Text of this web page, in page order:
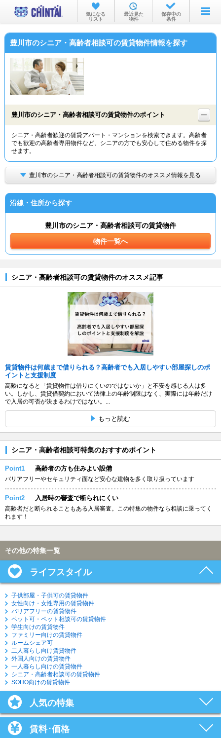
お部屋を探す
沿線・駅から
物件特集から
TOP
気になる
リスト
最近見た
物件
保存中の
条件
豊川市のシニア・高齢者相談可の賃貸物件情報を探す
豊川市のシニア・高齢者相談可の賃貸物件のポイント
シニア・高齢者歓迎の賃貸アパート・マンションを検索できます。高齢者
でも歓迎の高齢者専用物件など、シニアの方でも安心して住める物件を探
せます。
豊川市のシニア・高齢者相談可の賃貸物件のオススメ情報を見る
沿線・住所から探す
豊川市のシニア・高齢者相談可の賃貸物件
物件一覧へ
シニア・高齢者相談可の賃貸物件のオススメ記事
賃貸物件は何歳まで借りられる？高齢者でも入居しやすい部屋探しのポ
イントと支援制度
高齢になると「賃貸物件は借りにくいのではないか」と不安を感じる人は多
い。しかし、賃貸借契約において法律上の年齢制限はなく、実際には年齢だけ
で入居の可否が決まるわけではない。...
もっと読む
シニア・高齢者相談可特集のおすすめポイント
Point1 高齢者の方も住みよい設備
バリアフリーやセキュリティ面など安心な建物を多く取り扱っています
Point2 入居時の審査で断られにくい
高齢者だと断られることもある入居審査。この特集の物件なら相談に乗ってく
れます！
その他の特集一覧
ライフスタイル
子供部屋・子供可の賃貸物件
女性向け・女性専用の賃貸物件
バリアフリーの賃貸物件
ペット可・ペット相談可の賃貸物件
学生向けの賃貸物件
ファミリー向けの賃貸物件
ルームシェア可
二人暮らし向け賃貸物件
外国人向けの賃貸物件
一人暮らし向けの賃貸物件
シニア・高齢者相談可の賃貸物件
SOHO向けの賃貸物件
人気の特集
賃料･価格